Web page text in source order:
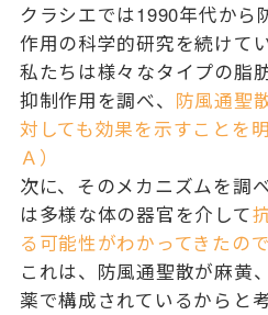
クラシエでは1990年代から
作用の科学的研究を続けてい
私たちは様々なタイプの脂
抑制作用を調べ、 防風通聖
対しても効果を示すことを
Ａ）
次に、そのメカニズムを調
は多様な体の器官を介して
る可能性がわかってきたの
これは、防風通聖散が麻黄
薬で構成されているからと